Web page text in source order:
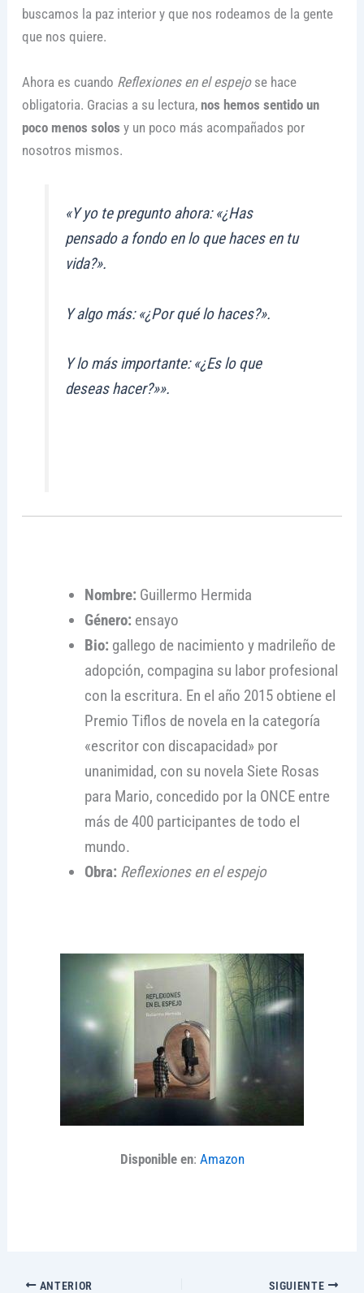
buscamos la paz interior y que nos rodeamos de la gente
que nos quiere.
Ahora es cuando Reflexiones en el espejose hace
obligatoria. Gracias a su lectura, nos hemos sentido un
poco menos solos y un poco más acompañados por
nosotros mismos.
«Y yo te pregunto ahora: «¿Has
pensado a fondo en lo que haces en tu
vida?».
Y algo más: «¿Por qué lo haces?».
Y lo más importante: «¿Es lo que
deseas hacer?»».
Nombre: Guillermo Hermida
Género: ensayo
Bio: gallego de nacimiento y madrileño de
adopción, compagina su labor profesional
con la escritura. En el año 2015 obtiene el
Premio Tiflos de novela en la categoría
«escritor con discapacidad» por
unanimidad, con su novela Siete Rosas
para Mario, concedido por la ONCE entre
más de 400 participantes de todo el
mundo.
Obra: Reflexiones en el espejo
Disponible en: Amazon
ANTERIOR SIGUIENTE